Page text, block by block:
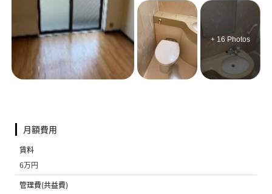
+ 16 Photos
月額費用
賃料
6万円
管理費(共益費)